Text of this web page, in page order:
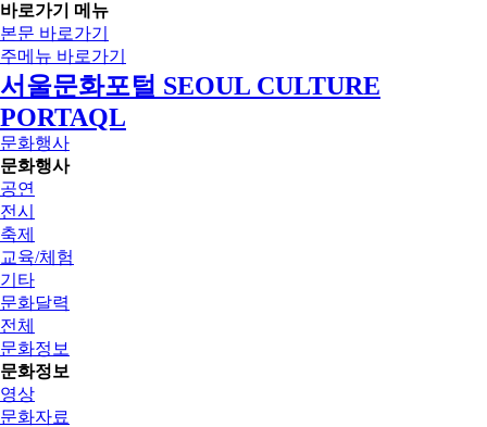
바로가기 메뉴
본문 바로가기
주메뉴 바로가기
서울문화포털 SEOUL CULTURE
PORTAQL
문화행사
문화행사
공연
전시
축제
교육/체험
기타
문화달력
전체
문화정보
문화정보
영상
문화자료